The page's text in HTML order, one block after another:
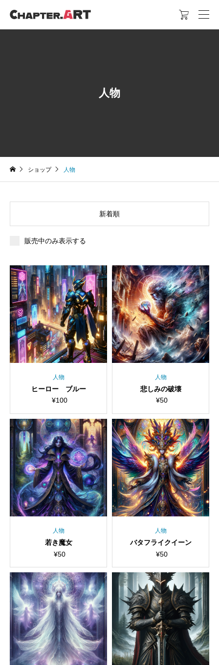

人物
ショップ 人物
新着順
販売中のみ表示する
人物
ヒーロー ブルー
¥100
人物
悲しみの破壊
¥50
人物
若き魔女
¥50
人物
バタフライクイーン
¥50